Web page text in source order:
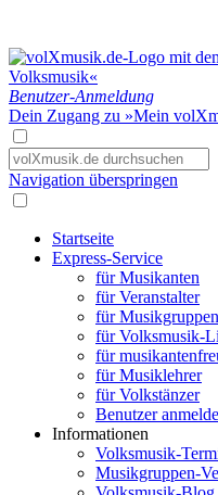
Benutzer-Anmeldung
Dein Zugang zu »Mein
Navigation überspringen
Startseite
Express-Service
für Musikanten
für Veranstalter
für
für Volksmusik-
für
für Musiklehrer
für Volkstänzer
Benutzer
Informationen
Volksmusik-
Musikgruppen-